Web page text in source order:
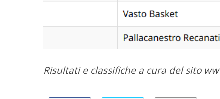
Risultati e classifiche a cura del sito